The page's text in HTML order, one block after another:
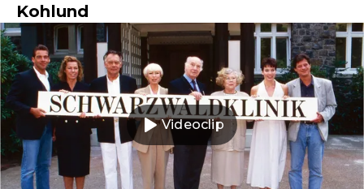
Kohlund
Videoclip